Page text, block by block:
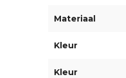
Materiaal
Kleur
Kleur